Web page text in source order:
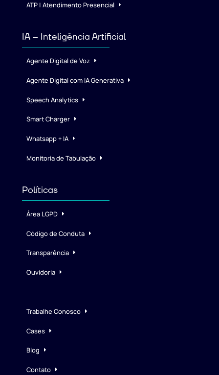
ATP | Atendimento Presencial
IA – Inteligência Artificial
Agente Digital de Voz
Agente Digital com IA Generativa
Speech Analytics
Smart Charger
Whatsapp + IA
Monitoria de Tabulação
Políticas
Área LGPD
Código de Conduta
Transparência
Ouvidoria
Trabalhe Conosco
Cases
Blog
Contato